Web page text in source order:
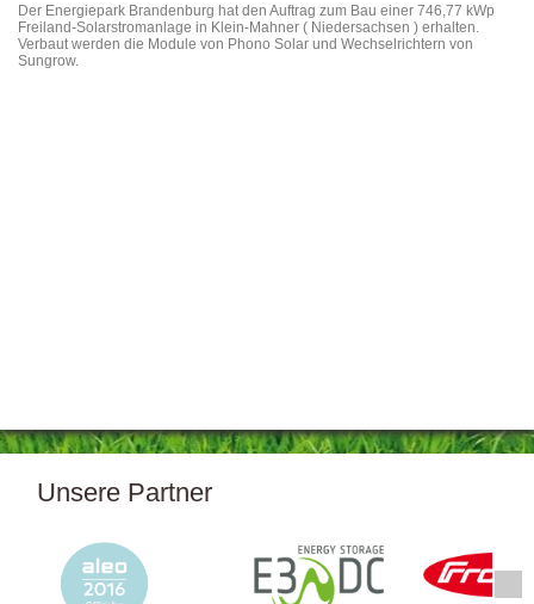
Der Energiepark Brandenburg hat den Auftrag zum Bau einer 746,77 kWp
Freiland-Solarstromanlage in Klein-Mahner ( Niedersachsen ) erhalten.
Verbaut werden die Module von Phono Solar und Wechselrichtern von
Sungrow.
Unsere Partner